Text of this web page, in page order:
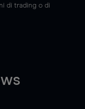
di trading o di